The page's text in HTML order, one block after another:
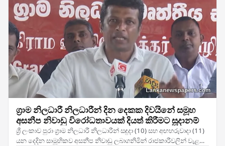
ග්‍රාම නිලධාරී නිලධාරීන් දින දෙකක දිවයිනේ සමූහ
අසනීප නිවාඩු විරෝධතාවයක් දියත් කිරීමට සූදානම්
ශ්‍රී ලංකාව පුරා ග්‍රාම නිලධාරී නිලධාරීන් සඳුදා (10) සහ අඟහරුවාදා (11)
යන දෙදින සාමූහිකව අසනීප නිවාඩු ලබාගනිමින් රාජකාරීවලින් වැළකී